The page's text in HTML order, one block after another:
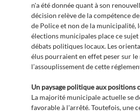
n'a été donnée quant à son
décision relève de la compétence
de Police et non de la municipalité,
élections municipales place ce
débats politiques locaux. Les
élus pourraient en effet peser sur
l’assouplissement de cette
Un paysage politique aux positions
La majorité municipale actuelle se
favorable à l'arrêté. Toutefois, une